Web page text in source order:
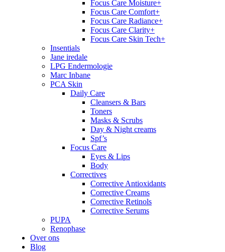
Focus Care Moisture+
Focus Care Comfort+
Focus Care Radiance+
Focus Care Clarity+
Focus Care Skin Tech+
Insentials
Jane iredale
LPG Endermologie
Marc Inbane
PCA Skin
Daily Care
Cleansers & Bars
Toners
Masks & Scrubs
Day & Night creams
Spf’s
Focus Care
Eyes & Lips
Body
Correctives
Corrective Antioxidants
Corrective Creams
Corrective Retinols
Corrective Serums
PUPA
Renophase
Over ons
Blog